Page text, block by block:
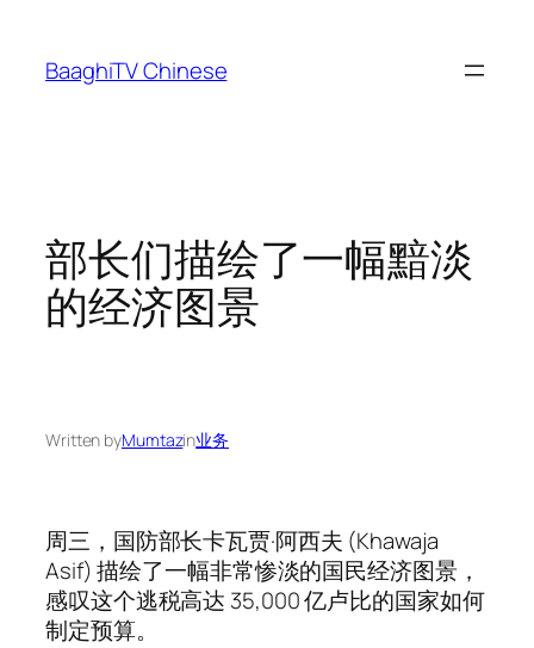
content
BaaghiTV Chinese
部长们描绘了一幅黯淡
的经济图景
Written byMumtazin业务
周三，国防部长卡瓦贾·阿西夫 (Khawaja
Asif) 描绘了一幅非常惨淡的国民经济图景，
感叹这个逃税高达 35,000 亿卢比的国家如何
制定预算。